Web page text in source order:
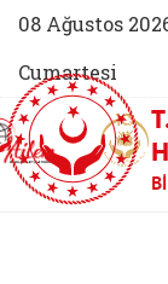
08 Ağustos
Cumartesi
Aile (yeni sekmede
AİLEM İletişim